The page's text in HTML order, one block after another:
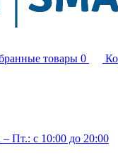
товары 0
Пт.: с 10:00 до 20:00